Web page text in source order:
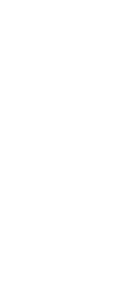
もございます。